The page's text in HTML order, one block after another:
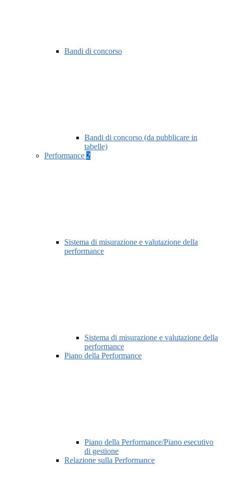
Bandi di concorso
Bandi di concorso (da pubblicare in
tabelle)
Performance 2
Sistema di misurazione e valutazione della
performance
Sistema di misurazione e valutazione della
performance
Piano della Performance
Piano della Performance/Piano esecutivo
di gestione
Relazione sulla Performance